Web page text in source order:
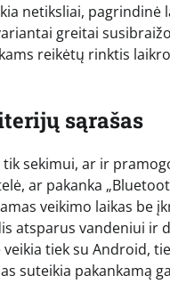
netiksliai,
greitai
reikėtų rinktis
sąrašas
sekimui, ar ir
ar pakanka
veikimo laikas be
atsparus vandeniui ir
tiek su Android,
suteikia pakankamą